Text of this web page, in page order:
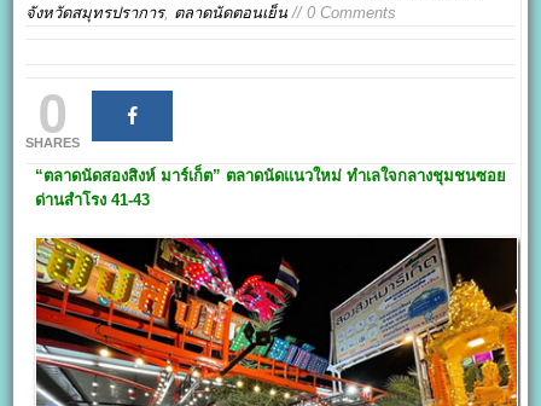
จังหวัดสมุทรปราการ, ตลาดนัดตอนเย็น // 0 Comments
0
SHARES
“ตลาดนัดสองสิงห์ มาร์เก็ต” ตลาดนัดแนวใหม่ ทำเลใจกลางชุมชนซอย
ด่านสำโรง 41-43